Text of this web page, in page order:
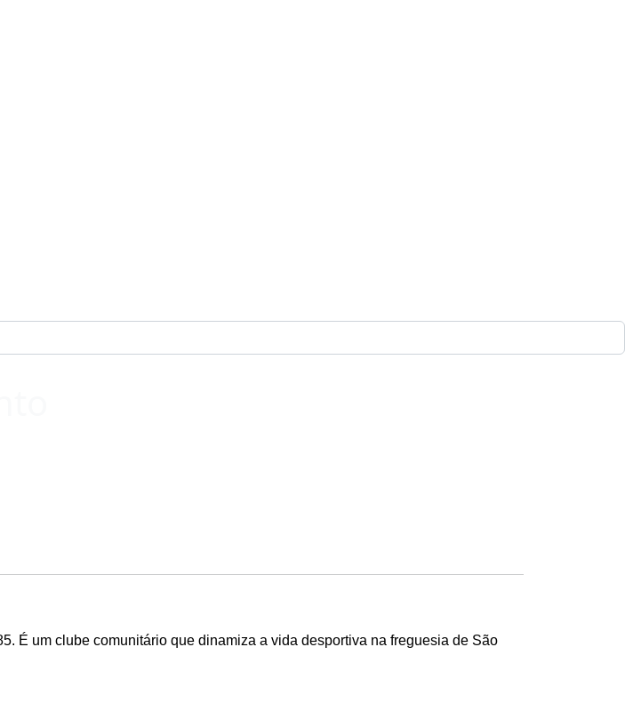
É um clube comunitário que dinamiza a vida desportiva na freguesia de São